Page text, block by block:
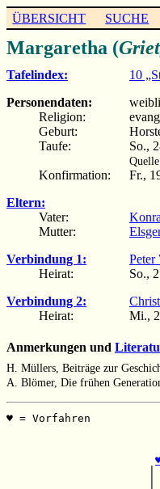
ÜBERSICHT SUCHE
Margaretha (
Tafelindex: 10
Personendaten:
Religion:
Geburt:
Taufe:
So.,
Konfirmation:
Fr.,
Eltern:
Vater:
Mutter:
Verbindung 1:
Peter
Heirat:
So.,
Verbindung 2:
Heirat:
Mi.,
Anmerkungen und
H. Müllers, Beiträge zur
A. Blömer, Die frühen
♥ =